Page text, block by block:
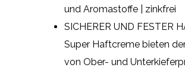
und Aromastoffe | zinkfrei
SICHERER UND FESTER
Super Haftcreme bieten
von Ober- und